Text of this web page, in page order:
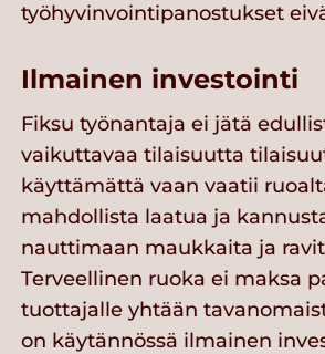
työhyvinvointipanostukset
Ilmainen investointi
Fiksu työnantaja ei jätä
vaikuttavaa tilaisuutta
käyttämättä vaan vaatii
mahdollista laatua ja
nauttimaan maukkaita ja
Terveellinen ruoka ei maksa
tuottajalle yhtään
on käytännössä ilmainen